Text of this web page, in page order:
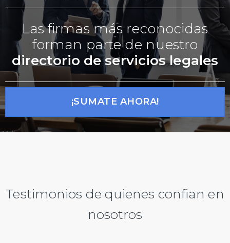
Las firmas más reconocidas
forman parte de nuestro
directorio de servicios legales
¡SUMATE AHORA!
Testimonios de quienes confian en
nosotros